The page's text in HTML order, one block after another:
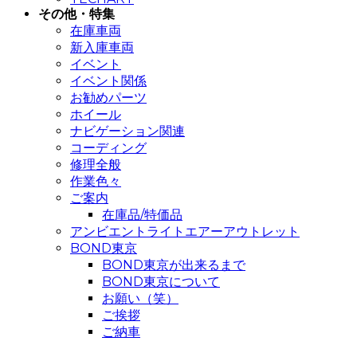
その他・特集
在庫車両
新入庫車両
イベント
イベント関係
お勧めパーツ
ホイール
ナビゲーション関連
コーディング
修理全般
作業色々
ご案内
在庫品/特価品
アンビエントライトエアーアウトレット
BOND東京
BOND東京が出来るまで
BOND東京について
お願い（笑）
ご挨拶
ご納車